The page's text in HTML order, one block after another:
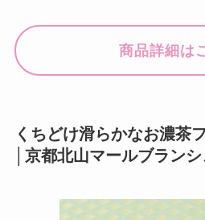
商品詳細は
くちどけ滑らかなお濃茶
│京都北山マールブランシ